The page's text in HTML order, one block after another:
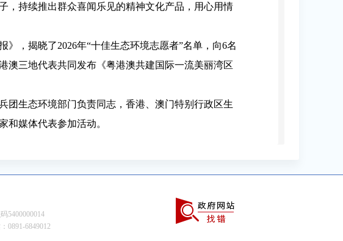
，持续推出群众喜闻乐见的精神文化产品，用心用情
，揭晓了2026年“十佳生态环境志愿者”名单，向6名
澳三地代表共同发布《粤港澳共建国际一流美丽湾区
团生态环境部门负责同志，香港、澳门特别行政区生
和媒体代表参加活动。
5400000014
0891-6849012